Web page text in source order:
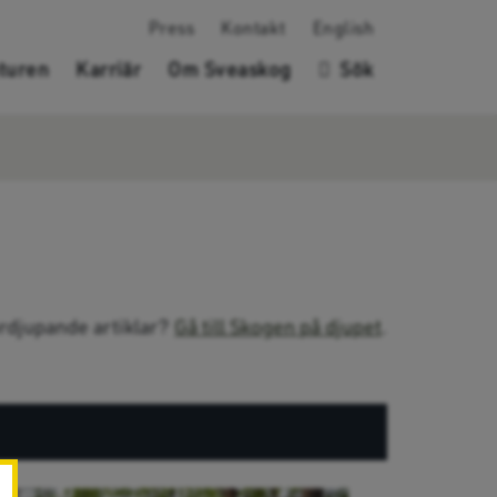
Press Kontakt English
Karriär Om Sveaskog Sök
artiklar? Gå till Skogen på djupet